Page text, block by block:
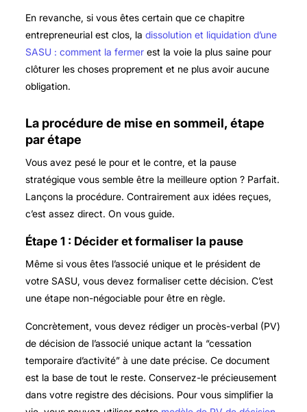
En revanche, si vous êtes certain que ce chapitre
entrepreneurial est clos, la dissolution et liquidation d’une
SASU : comment la fermerest la voie la plus saine pour
clôturer les choses proprement et ne plus avoir aucune
obligation.
La procédure de mise en sommeil, étape
par étape
Vous avez pesé le pour et le contre, et la pause
stratégique vous semble être la meilleure option ? Parfait.
Lançons la procédure. Contrairement aux idées reçues,
c’est assez direct. On vous guide.
Étape 1 : Décider et formaliser la pause
Même si vous êtes l’associé unique et le président de
votre SASU, vous devez formaliser cette décision. C’est
une étape non-négociable pour être en règle.
Concrètement, vous devez rédiger un procès-verbal (PV)
de décision de l’associé unique actant la “cessation
temporaire d’activité” à une date précise. Ce document
est la base de tout le reste. Conservez-le précieusement
dans votre registre des décisions. Pour vous simplifier la